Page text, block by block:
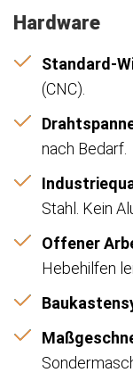
Hardware
Standard-
(CNC).
nach Bedarf.
Stahl. Kein
Offener
Hebehilfen